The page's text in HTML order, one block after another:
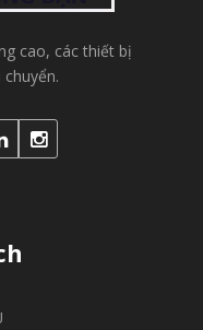
cao, các thiết bị